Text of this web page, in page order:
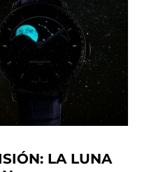
LA LUNA